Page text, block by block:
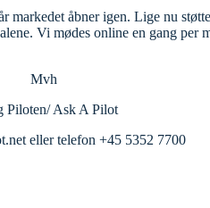
åbner igen. Lige nu
Vi mødes online en gang
Mvh
Piloten/ Ask A Pilot
eller telefon +45 5352 7700